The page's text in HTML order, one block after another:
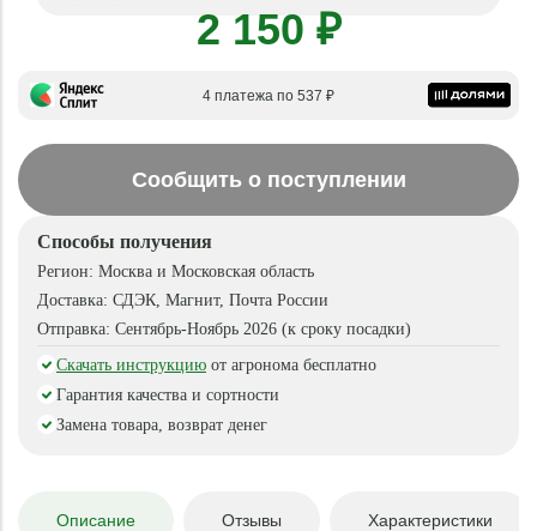
2 150 ₽
4 платежа по 537 ₽
Сообщить о поступлении
Способы получения
Регион: Москва и Московская область
Доставка: СДЭК, Магнит, Почта России
Отправка: Сентябрь-Ноябрь 2026 (к сроку посадки)
Скачать инструкцию от агронома бесплатно
Гарантия качества и сортности
Замена товара, возврат денег
Описание Отзывы Характеристики